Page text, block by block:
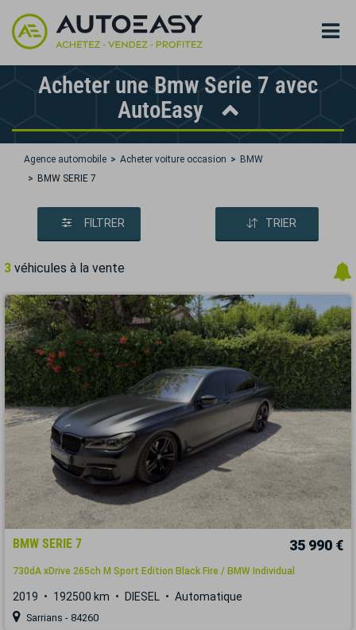
Acheter une Bmw Serie 7 avec
AutoEasy
Agence automobile Acheter voiture occasion
BMW
BMW SERIE 7
FILTRER TRIER
3 véhicules à la vente
BMW SERIE 7 35 990 €
730dA xDrive 265ch M Sport Edition Black Fire / BMW Individual
2019 192500 km DIESEL Automatique
Sarrians - 84260